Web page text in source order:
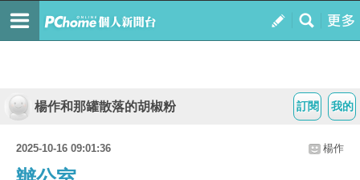
我的
訂閱
楊作和那罐散落的胡椒粉
2025-10-16 09:01:36 楊作